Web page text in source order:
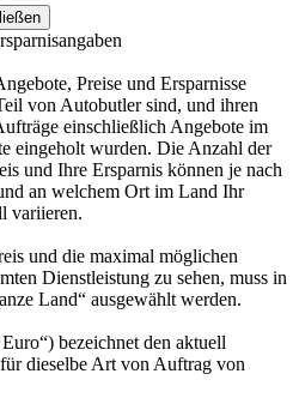
Preise und Ersparnisse
von Autobutler sind, und ihren
einschließlich Angebote im
eingeholt wurden. Die Anzahl der
und Ihre Ersparnis können je nach
an welchem Ort im Land Ihr
variieren.
und die maximal möglichen
Dienstleistung zu sehen, muss in
Land“ ausgewählt werden.
bezeichnet den aktuell
dieselbe Art von Auftrag von